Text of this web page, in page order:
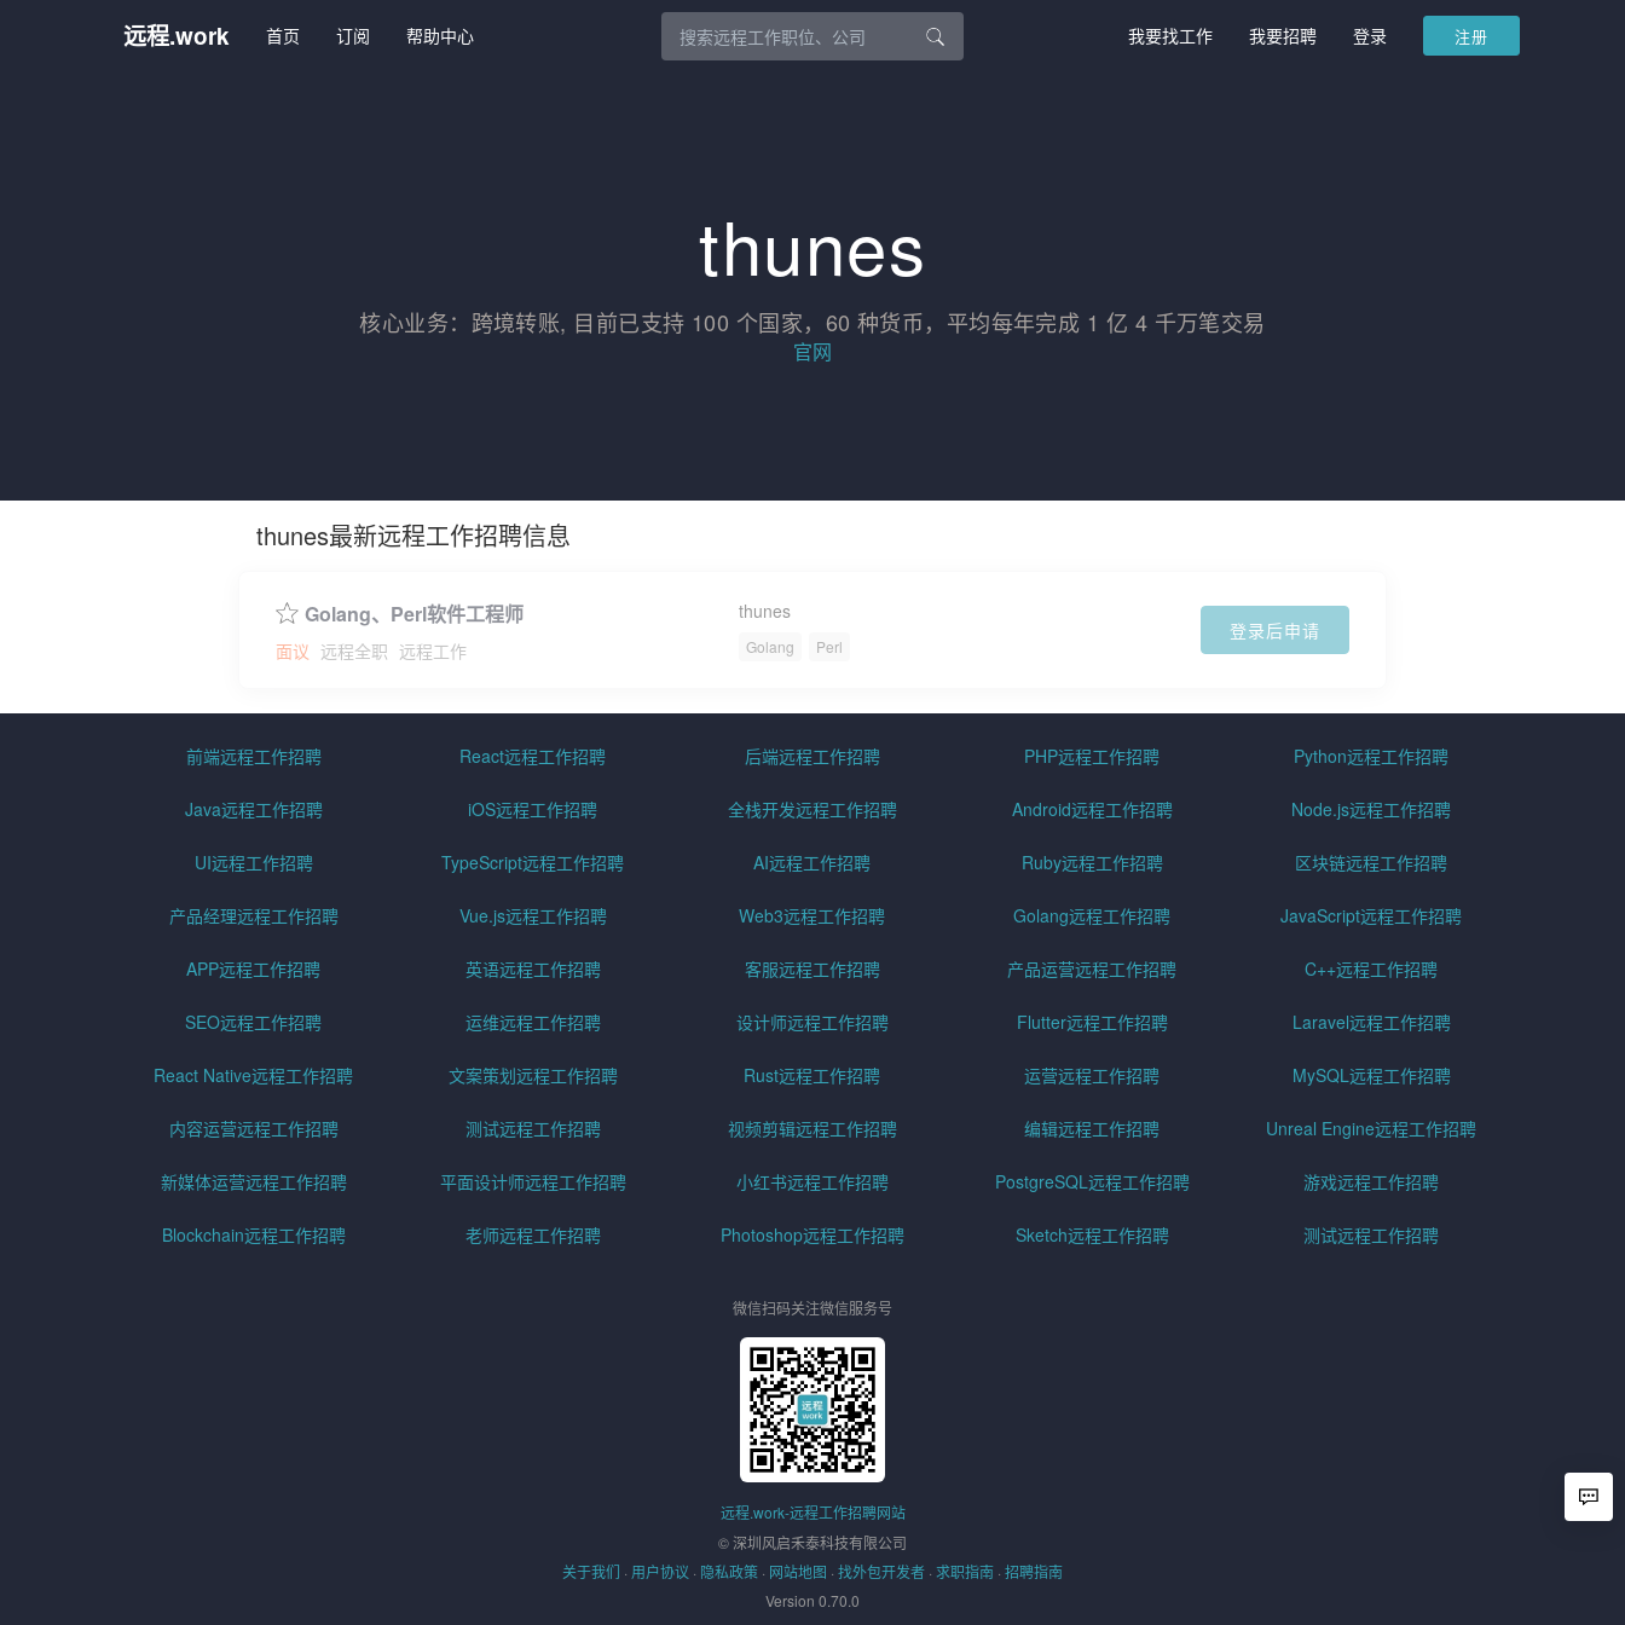
远程.work 首页 订阅 帮助中心 我要找工作 我要招聘 登录 注册
thunes
核心业务：跨境转账, 目前已支持 100 个国家，60 种货币，平均每年完成 1 亿 4 千万笔交易
官网
thunes最新远程工作招聘信息
Golang、Perl软件工程师
面议 远程全职 远程工作
thunes
Golang Perl
登录后申请
前端远程工作招聘 React远程工作招聘 后端远程工作招聘 PHP远程工作招聘 Python远程工作招聘
Java远程工作招聘 iOS远程工作招聘 全栈开发远程工作招聘 Android远程工作招聘 Node.js远程工作招聘
UI远程工作招聘 TypeScript远程工作招聘 AI远程工作招聘 Ruby远程工作招聘 区块链远程工作招聘
产品经理远程工作招聘 Vue.js远程工作招聘 Web3远程工作招聘 Golang远程工作招聘 JavaScript远程工作招聘
APP远程工作招聘 英语远程工作招聘 客服远程工作招聘 产品运营远程工作招聘 C++远程工作招聘
SEO远程工作招聘 运维远程工作招聘 设计师远程工作招聘 Flutter远程工作招聘 Laravel远程工作招聘
React Native远程工作招聘 文案策划远程工作招聘 Rust远程工作招聘 运营远程工作招聘 MySQL远程工作招聘
内容运营远程工作招聘 测试远程工作招聘 视频剪辑远程工作招聘 编辑远程工作招聘 Unreal Engine远程工作招聘
新媒体运营远程工作招聘 平面设计师远程工作招聘 小红书远程工作招聘 PostgreSQL远程工作招聘 游戏远程工作招聘
Blockchain远程工作招聘 老师远程工作招聘 Photoshop远程工作招聘 Sketch远程工作招聘 测试远程工作招聘
微信扫码关注微信服务号
远程.work-远程工作招聘网站
© 深圳风启禾泰科技有限公司
关于我们 · 用户协议 · 隐私政策 · 网站地图 · 找外包开发者 · 求职指南 · 招聘指南
Version 0.70.0